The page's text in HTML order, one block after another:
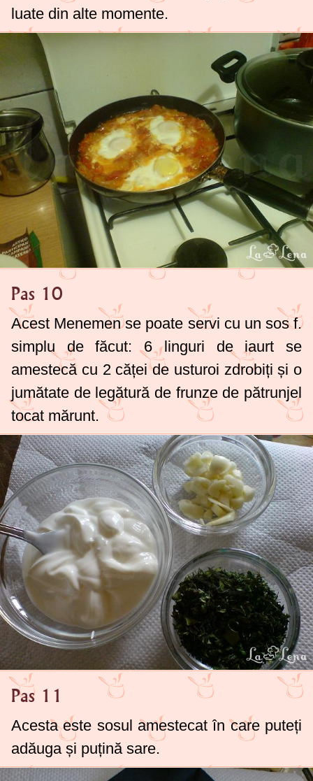
luate din alte momente.
Pas 10
Acest Menemen se poate servi cu un sos f.
simplu de făcut:6 linguri de iaurt se
amestecă cu 2 căței de usturoi zdrobiți și o
jumătate de legătură de frunze de pătrunjel
tocat mărunt.
Pas 11
Acesta este sosul amestecat în care puteți
adăuga și puțină sare.